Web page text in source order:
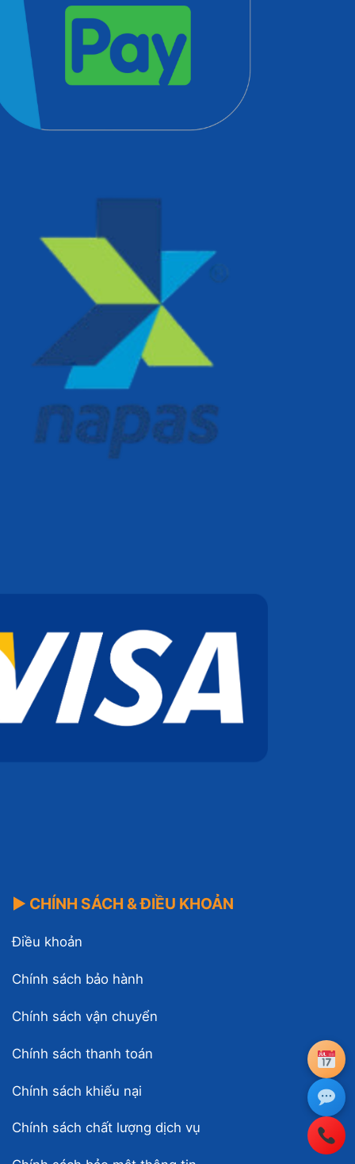
▶ CHÍNH SÁCH & ĐIỀU KHOẢN
Điều khoản
Chính sách bảo hành
Chính sách vận chuyển
Chính sách thanh toán
Chính sách khiếu nại
Chính sách chất lượng dịch vụ